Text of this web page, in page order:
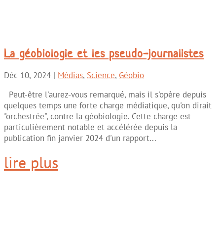
La géobiologie et les pseudo-journalistes
Déc 10, 2024 | Médias, Science, Géobio
Peut-être l'aurez-vous remarqué, mais il s'opère depuis
quelques temps une forte charge médiatique, qu'on dirait
"orchestrée", contre la géobiologie. Cette charge est
particulièrement notable et accélérée depuis la
publication fin janvier 2024 d'un rapport...
lire plus